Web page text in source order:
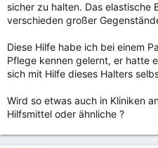
sicher zu halten. Das elastische
verschieden großer
Diese Hilfe habe ich bei einem
Pflege kennen gelernt, er hatte
sich mit Hilfe dieses Halters
Wird so etwas auch in Kliniken
Hilfsmittel oder ähnliche ?